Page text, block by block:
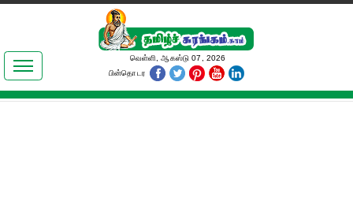
இலக்கியங்கள்
தமிழ் உலகம்
வெள்ளி, ஆகஸ்டு 07, 2026
பின்தொடர